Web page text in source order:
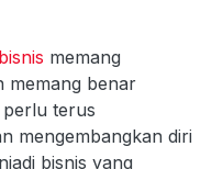
memang
memang benar
perlu terus
mengembangkan diri
bisnis yang